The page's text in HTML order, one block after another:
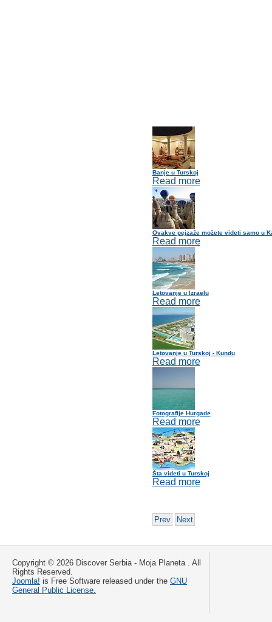
Banje u Turskoj
Read more
Ovakve pejzaže možete videti samo u
Read more
Letovanje u Izraelu
Read more
Letovanje u Turskoj - Kundu
Read more
Fotografije Hurgade
Read more
Šta videti u Turskoj
Read more
Prev Next
Copyright © 2026 Discover Serbia - Moja Planeta . All
Rights Reserved.
Joomla! is Free Software released under the GNU
General Public License.